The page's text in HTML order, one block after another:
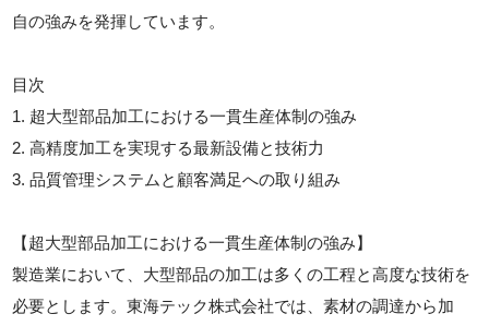
自の強みを発揮しています。
目次
1. 超大型部品加工における一貫生産体制の強み
2. 高精度加工を実現する最新設備と技術力
3. 品質管理システムと顧客満足への取り組み
【超大型部品加工における一貫生産体制の強み】
製造業において、大型部品の加工は多くの工程と高度な技術を
必要とします。東海テック株式会社では、素材の調達から加